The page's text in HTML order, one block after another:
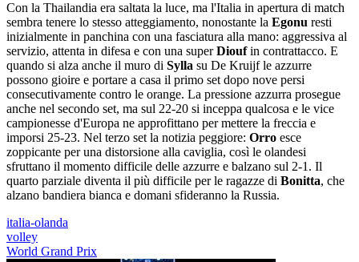
Con la Thailandia era saltata la luce, ma l'Italia in apertura di match
sembra tenere lo stesso atteggiamento, nonostante la Egonu resti
inizialmente in panchina con una fasciatura alla mano: aggressiva al
servizio, attenta in difesa e con una superDioufin contrattacco. E
quando si alza anche il muro di Sylla su De Kruijf le azzurre
possono gioire e portare a casa il primo set dopo nove persi
consecutivamente contro le orange. La pressione azzurra prosegue
anche nel secondo set, ma sul 22-20 si inceppa qualcosa e le vice
campionesse d'Europa ne approfittano per mettere la freccia e
imporsi 25-23. Nel terzo set la notizia peggiore: Orro esce
zoppicante per una distorsione alla caviglia, così le olandesi
sfruttano il momento difficile delle azzurre e balzano sul 2-1. Il
quarto parziale diventa il più difficile per le ragazze di Bonitta, che
alzano bandiera bianca e domani sfideranno la Russia.
italia-olanda
volley
World Grand Prix